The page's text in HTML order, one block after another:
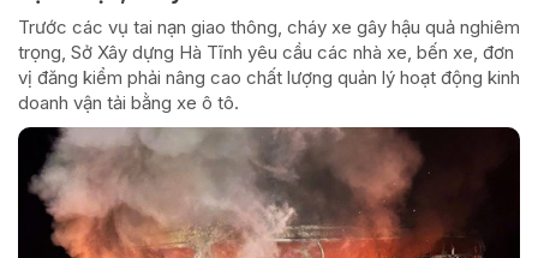
Trước các vụ tai nạn giao thông, cháy xe gây hậu quả nghiêm
trọng, Sở Xây dựng Hà Tĩnh yêu cầu các nhà xe, bến xe, đơn
vị đăng kiểm phải nâng cao chất lượng quản lý hoạt động kinh
doanh vận tải bằng xe ô tô.